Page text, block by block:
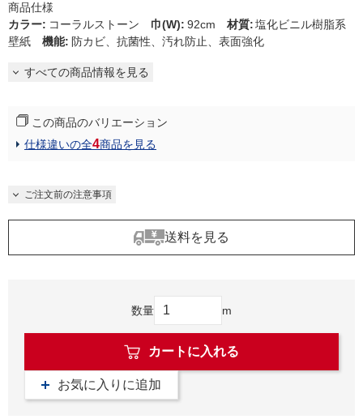
商品仕様
カラー: コーラルストーン 巾(W): 92cm 材質: 塩化ビニル樹脂系
壁紙 機能: 防カビ、抗菌性、汚れ防止、表面強化
すべての商品情報を見る
この商品のバリエーション
仕様違いの全4商品を見る
ご注文前の注意事項
送料を見る
数量 m
カートに入れる
お気に入りに追加